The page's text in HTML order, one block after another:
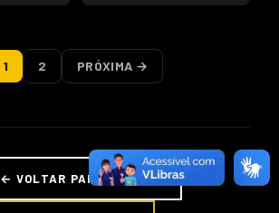
1 2 PRÓXIMA →
← VOLTAR PARA FOTOS